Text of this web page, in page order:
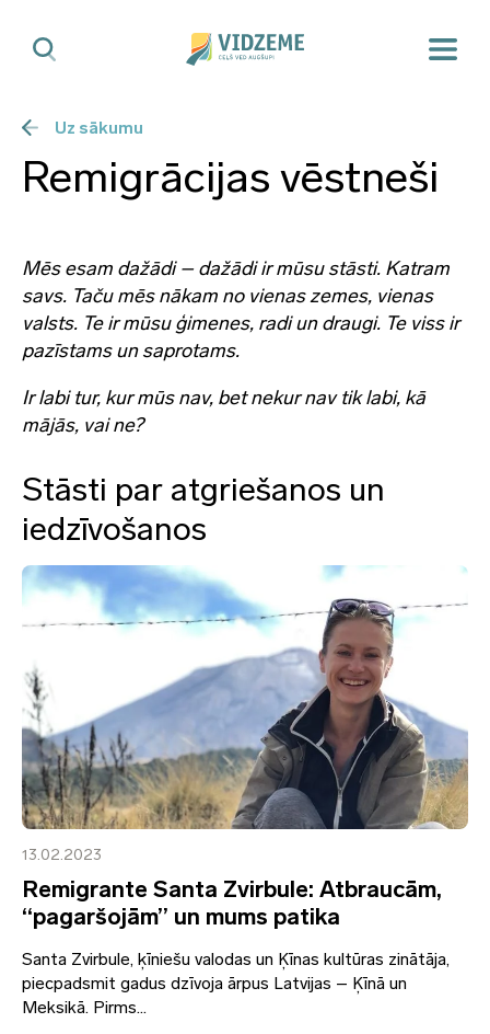
Uz sākumu
Remigrācijas vēstneši
Mēs esam dažādi – dažādi ir mūsu stāsti. Katram
savs. Taču mēs nākam no vienas zemes, vienas
valsts. Te ir mūsu ģimenes, radi un draugi. Te viss ir
pazīstams un saprotams.
Ir labi tur, kur mūs nav, bet nekur nav tik labi, kā
mājās, vai ne?
Stāsti par atgriešanos un
iedzīvošanos
13.02.2023
Remigrante Santa Zvirbule: Atbraucām,
“pagaršojām” un mums patika
Santa Zvirbule, ķīniešu valodas un Ķīnas kultūras zinātāja,
piecpadsmit gadus dzīvoja ārpus Latvijas – Ķīnā un
Meksikā. Pirms...